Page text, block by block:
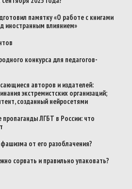
памятку «О работе с книгами
иностранным влиянием»
конкурса для педагогов-
авторов и издателей:
экстремистских организаций;
созданный нейросетями
пропаганды ЛГБТ в России: что
от его разоблачения?
сорвать и правильно упаковать?